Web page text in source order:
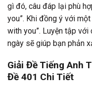
gì đó, câu đáp lại phù
you”. Khi đồng ý với
with you”. Luyện tập
ngày sẽ giúp bạn phản
Giải Đề Tiếng Anh
Đề 401 Chi Tiết